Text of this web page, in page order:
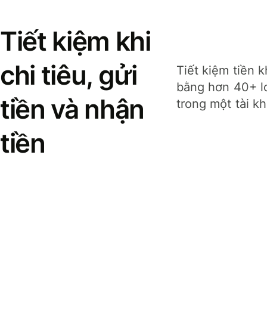
Tiết kiệm khi
chi tiêu, gửi
tiền và nhận
tiền
Tiết kiệm tiền
bằng hơn 40+
trong một tài